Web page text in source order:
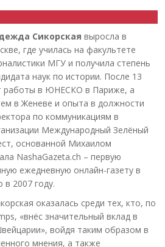
Сикорская выросла в
где училась на факультете
МГУ и получила степень
наук по истории. После 13
работы в ЮНЕСКО в Париже, а
в Женеве и опыта в должности
по коммуникациям в
Международный Зелёный
основанной Михаилом
NashaGazeta.ch – первую
ежедневную онлайн-газету в
2007 году.
оказалась среди тех, кто, по
«внёс значительный вклад в
войдя таким образом в
мнения, а также